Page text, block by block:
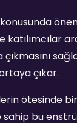
çıkar.
ötesinde
sahip bu